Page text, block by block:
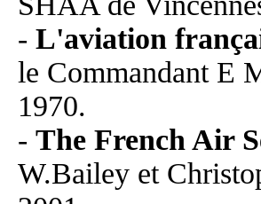
- L'aviation
le Commandant E
1970.
- The French Air
W.Bailey et